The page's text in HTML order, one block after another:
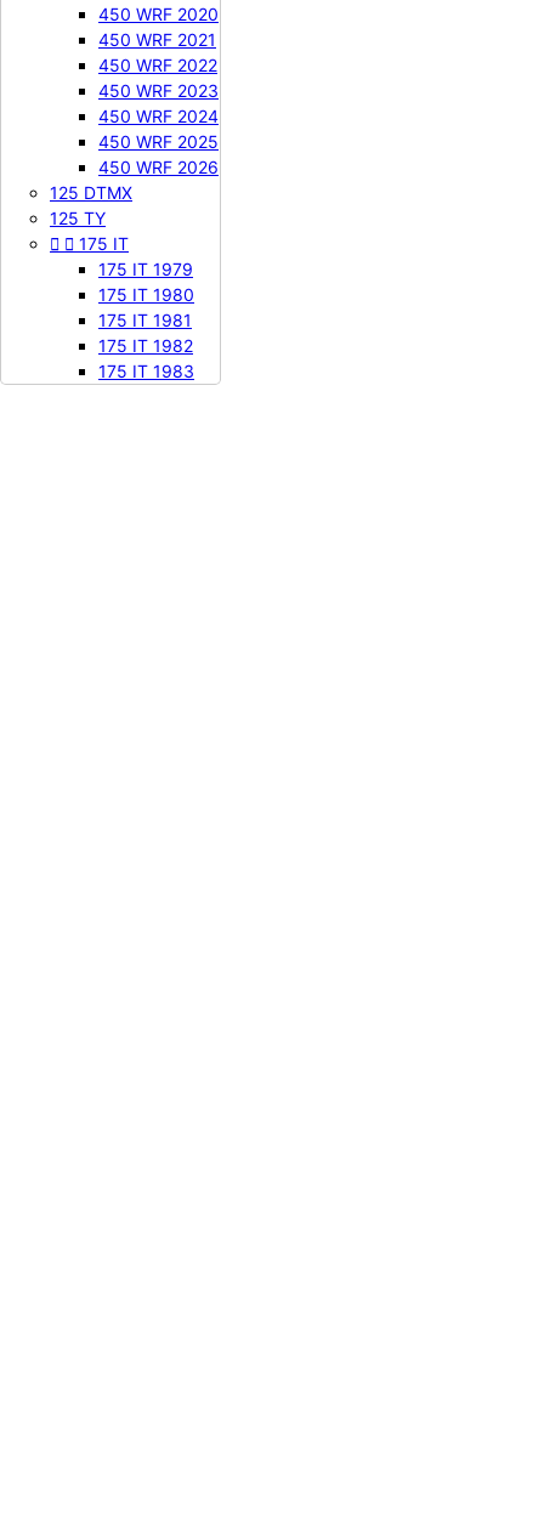
450 WRF 2020
450 WRF 2021
450 WRF 2022
450 WRF 2023
450 WRF 2024
450 WRF 2025
450 WRF 2026
125 DTMX
125 TY
  175 IT
175 IT 1979
175 IT 1980
175 IT 1981
175 IT 1982
175 IT 1983